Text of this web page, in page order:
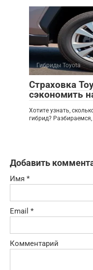
Гибриды Toyota
Страховка
сэкономить
Хотите узнать,
гибрид?
Добавить
Имя *
Email *
Комментарий